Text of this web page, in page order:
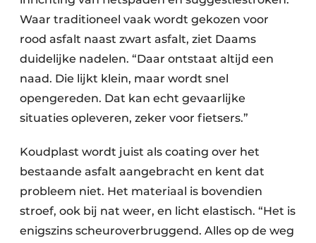
Waar traditioneel vaak wordt gekozen voor
rood asfalt naast zwart asfalt, ziet Daams
duidelijke nadelen. “Daar ontstaat altijd een
naad. Die lijkt klein, maar wordt snel
opengereden. Dat kan echt gevaarlijke
situaties opleveren, zeker voor fietsers.”
Koudplast wordt juist als coating over het
bestaande asfalt aangebracht en kent dat
probleem niet. Het materiaal is bovendien
stroef, ook bij nat weer, en licht elastisch. “Het is
enigszins scheuroverbruggend. Alles op de weg